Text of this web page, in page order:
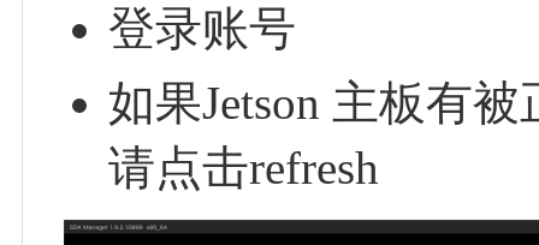
登录账号
如果Jetson 主板有
请点击refresh